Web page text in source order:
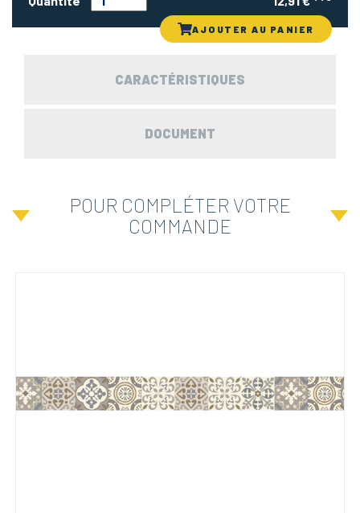
AJOUTER AU PANIER
CARACTÉRISTIQUES
DOCUMENT
POUR COMPLÉTER VOTRE
COMMANDE